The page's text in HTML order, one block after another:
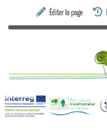
Éditer la page